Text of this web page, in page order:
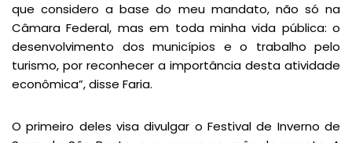
que considero a base do meu mandato, não só na
Câmara Federal, mas em toda minha vida pública: o
desenvolvimento dos municípios e o trabalho pelo
turismo, por reconhecer a importância desta atividade
econômica”, disse Faria.
O primeiro deles visa divulgar o Festival de Inverno de